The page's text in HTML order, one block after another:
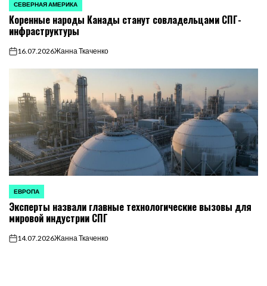
ОПУБЛИКОВАНО
В
СЕВЕРНАЯ АМЕРИКА
Коренные народы Канады станут совладельцами СПГ-
инфраструктуры
on16.07.2026Жанна Ткаченко
ОПУБЛИКОВАНО
В
ЕВРОПА
Эксперты назвали главные технологические вызовы для
мировой индустрии СПГ
on14.07.2026Жанна Ткаченко